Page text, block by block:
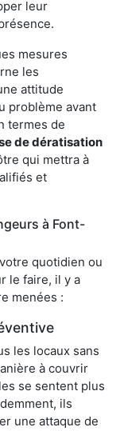
leur
mesures
les
attitude
problème avant
termes de
de dératisation
qui mettra à
et
à Font-
quotidien ou
le faire, il y a
menées :
les locaux sans
à couvrir
se sentent plus
ils
une attaque de